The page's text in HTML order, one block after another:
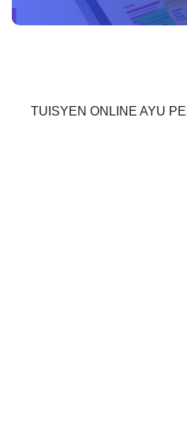
TUISYEN ONLINE AYU